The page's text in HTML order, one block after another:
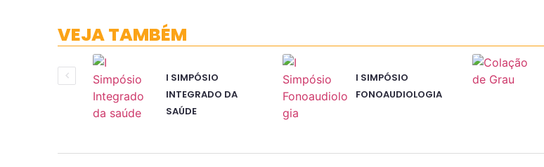
VEJA TAMBÉM
I SIMPÓSIO
INTEGRADO DA
SAÚDE
I SIMPÓSIO
FONOAUDIOLOGIA